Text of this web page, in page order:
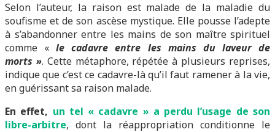
Selon l’auteur, la raison est malade de la maladie du
soufisme et de son ascèse mystique. Elle pousse l’adepte
à s’abandonner entre les mains de son maître spirituel
comme «le cadavre entre les mains du laveur de
morts ». Cette métaphore, répétée à plusieurs reprises,
indique que c’est ce cadavre-là qu’il faut ramener à la vie,
en guérissant sa raison malade.
En effet, un tel « cadavre » a perdu l’usage de son
libre-arbitre, dont la réappropriation conditionne le